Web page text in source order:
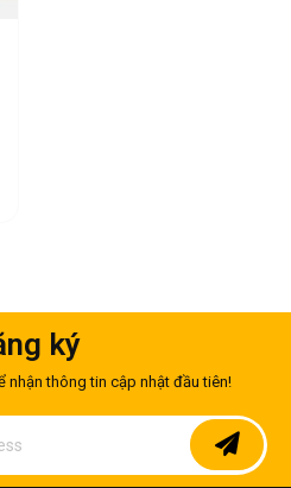
ký
nhận thông tin cập nhật đầu tiên!